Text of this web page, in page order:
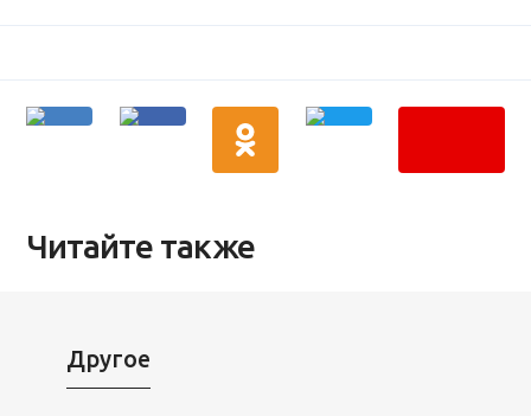
Читайте также
Другое